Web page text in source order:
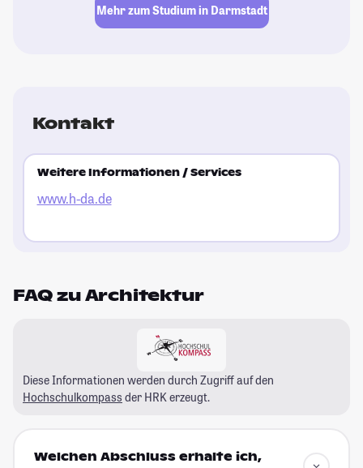
Mehr zum Studium in Darmstadt
Kontakt
Weitere Informationen / Services
www.h-da.de
FAQ zu Architektur
Diese Informationen werden durch Zugriff auf den
Hochschulkompass der HRK erzeugt.
Welchen Abschluss erhalte ich,